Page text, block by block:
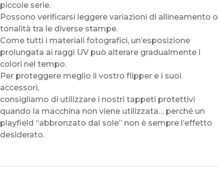
piccole serie.
Possono verificarsi leggere variazioni di allineamento o
tonalità tra le diverse stampe.
Come tutti i materiali fotografici, un’esposizione
prolungata ai raggi UV può alterare gradualmente i
colori nel tempo.
Per proteggere meglio il vostro flipper e i suoi
accessori,
consigliamo di utilizzare i nostri tappeti protettivi
quando la macchina non viene utilizzata… perché un
playfield “abbronzato dal sole” non è sempre l’effetto
desiderato.